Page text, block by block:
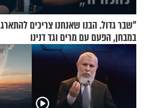
"שבר גדול. הבנו שאנחנו צריכים
במבחן, הפעם עם מרים וגד דנינו